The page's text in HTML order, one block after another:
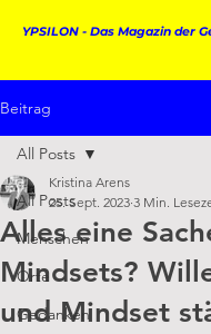
YPSILON - Das Magazin der
Beitrag
All Posts
Menschen
Orte
Gedanken
All Posts
Alles eine
Mindsets?
und Mindset
Kristina Arens
25. Sept. 2023 3 Min.